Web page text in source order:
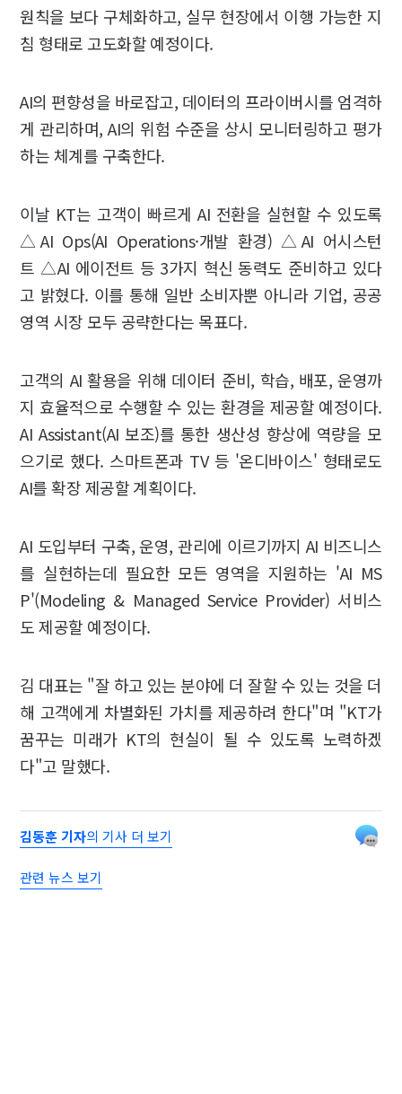
원칙을 보다 구체화하고, 실무 현장에서 이행 가능한 지
침 형태로 고도화할 예정이다.
AI의 편향성을 바로잡고, 데이터의 프라이버시를 엄격하
게 관리하며, AI의 위험 수준을 상시 모니터링하고 평가
하는 체계를 구축한다.
이날 KT는 고객이 빠르게 AI 전환을 실현할 수 있도록
△AI Ops(AI Operations·개발 환경) △AI 어시스턴
트 △AI 에이전트 등 3가지 혁신 동력도 준비하고 있다
고 밝혔다. 이를 통해 일반 소비자뿐 아니라 기업, 공공
영역 시장 모두 공략한다는 목표다.
고객의 AI 활용을 위해 데이터 준비, 학습, 배포, 운영까
지 효율적으로 수행할 수 있는 환경을 제공할 예정이다.
AI Assistant(AI 보조)를 통한 생산성 향상에 역량을 모
으기로 했다. 스마트폰과 TV 등 '온디바이스' 형태로도
AI를 확장 제공할 계획이다.
AI 도입부터 구축, 운영, 관리에 이르기까지 AI 비즈니스
를 실현하는데 필요한 모든 영역을 지원하는 'AI MS
P'(Modeling & Managed Service Provider) 서비스
도 제공할 예정이다.
김 대표는 "잘 하고 있는 분야에 더 잘할 수 있는 것을 더
해 고객에게 차별화된 가치를 제공하려 한다"며 "KT가
꿈꾸는 미래가 KT의 현실이 될 수 있도록 노력하겠
다"고 말했다.
김동훈 기자의 기사 더 보기
관련 뉴스 보기